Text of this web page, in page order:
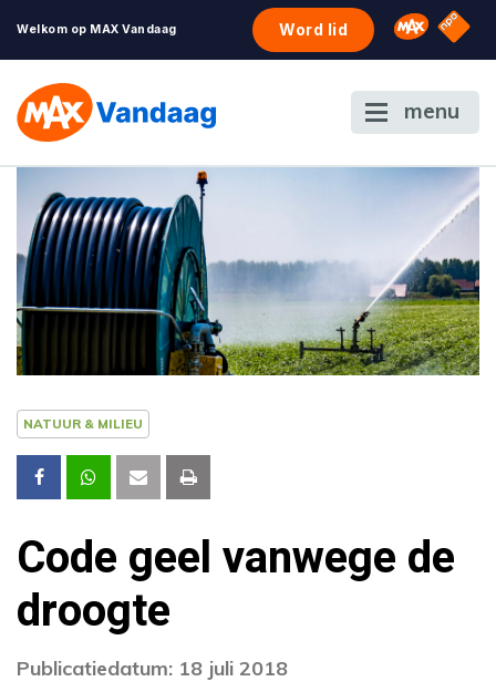
Welkom op MAX Vandaag Word lid Omroep
NPO
menu
NATUUR & MILIEU
Code geel vanwege de
droogte
Publicatiedatum: 18 juli 2018